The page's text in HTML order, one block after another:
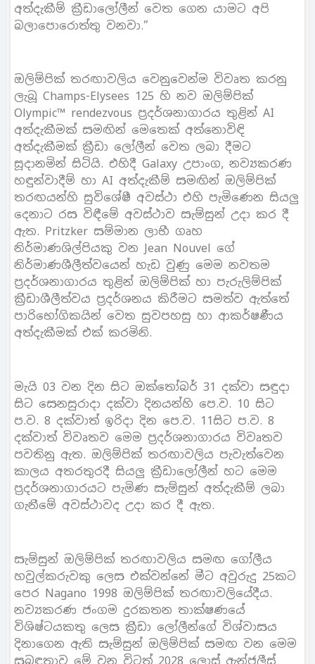
අත්දැකීම් ක්‍රීඩාලෝලීන් වෙත ගෙන යාමට අපි
බලාපොරොත්තු වනවා.”
ඔලිම්පික් තරඟාවලිය වෙනුවෙන්ම විවෘත කරනු
ලැබූ Champs-Elysees 125 හි නව ඔලිම්පික්
Olympic™️ rendezvous ප්‍රදර්ශනාගාරය තුළින් AI
අත්දැකීමක් සමඟින් මෙතෙක් අත්නොවිඳි
අත්දැකීමක් ක්‍රීඩා ලෝලීන් වෙත ලබා දීමට
සූදානමින් සිටියි. එහිදී Galaxy උපාංග, නව්‍යකරණ
හඳුන්වාදීම් හා AI අත්දැකීම් සමඟින් ඔලිම්පික්
තරඟයන්හි සුවිශේෂී අවස්ථා එහි පැමිණෙන සියලු
දෙනාට රස විඳීමේ අවස්ථාව සැම්සුන් උදා කර දී
ඇත. Pritzker සම්මාන ලාභී ගෘහ
නිර්මාණශිල්පියකු වන Jean Nouvel ගේ
නිර්මාණශීලීත්වයෙන් හැඩ වුණු මෙම නවතම
ප්‍රදර්ශනාගාරය තුළින් ඔලිම්පික් හා පැරුලිම්පික්
ක්‍රීඩාශීලීත්වය ප්‍රදර්ශනය කිරීමට සමත්ව ඇත්තේ
පාරිභෝගිකයින් වෙත සුවපහසු හා ආකර්ෂණීය
අත්දැකීමක් එක් කරමිනි.
මැයි 03 වන දින සිට ඔක්තෝබර් 31 දක්වා සඳුදා
සිට සෙනසුරාදා දක්වා දිනයන්හි පෙ.ව. 10 සිට
ප.ව. 8 දක්වාත් ඉරිදා දින පෙ.ව. 11සිට ප.ව. 8
දක්වාත් විවෘතව මෙම ප්‍රදර්ශනාගාරය විවෘතව
පවතිනු ඇත. ඔලිම්පික් තරඟාවලිය පැවැත්වෙන
කාලය අතරතුරදී සියලු ක්‍රීඩාලෝලීන් හට මෙම
ප්‍රදර්ශනාගාරයට පැමිණ සැම්සුන් අත්දැකීම් ලබා
ගැනීමේ අවස්ථාවද උදා කර දී ඇත.
සැම්සුන් ඔලිම්පික් තරඟාවලිය සමඟ ගෝලීය
හවුල්කරුවකු ලෙස එක්වන්නේ මීට අවුරුදු 25කට
පෙර Nagano 1998 ඔලිම්පික් තරඟාවලියේදීය.
නව්‍යකරණ ජංගම දුරකතන තාක්ෂණයේ
විශිෂ්ටයකතු ලෙස ක්‍රීඩා ලෝලීන්ගේ විශ්වාසය
දිනාගෙන ඇති සැම්සුන් ඔලිම්පික් සමඟ වන මෙම
සබඳතාව මේ වන විටත් 2028 ලොස් ඇන්ජලීස්